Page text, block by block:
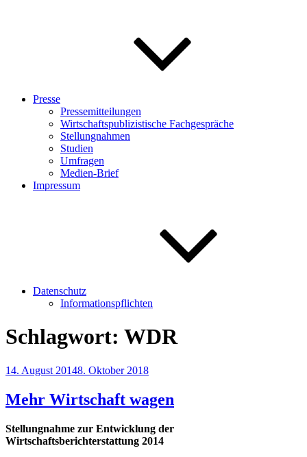
Presse
Pressemitteilungen
Wirtschaftspublizistische Fachgespräche
Stellungnahmen
Studien
Umfragen
Medien-Brief
Impressum
Datenschutz
Informationspflichten
Schlagwort: WDR
Veröffentlicht
14. August 20148. Oktober 2018
Mehr Wirtschaft wagen
Stellungnahme zur Entwicklung der
Wirtschaftsberichterstattung 2014